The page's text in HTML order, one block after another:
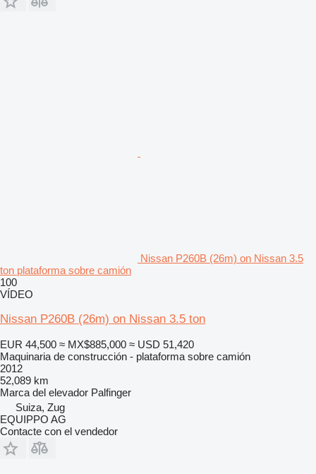
Nissan P260B (26m) on Nissan 3.5
ton plataforma sobre camión
100
VÍDEO
Nissan P260B (26m) on Nissan 3.5 ton
EUR 44,500 ≈ MX$885,000 ≈ USD 51,420
Maquinaria de construcción - plataforma sobre camión
2012
52,089 km
Marca del elevador Palfinger
Suiza, Zug
EQUIPPO AG
Contacte con el vendedor